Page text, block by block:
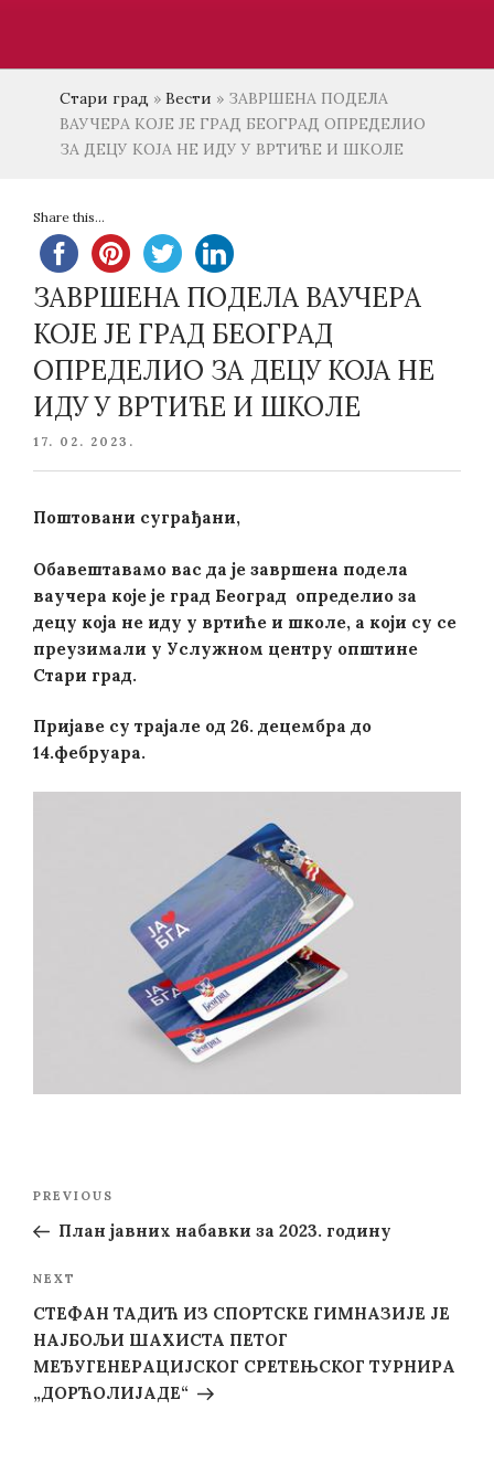
Стари град » Вести » ЗАВРШЕНА ПОДЕЛА
ВАУЧЕРА КОЈЕ ЈЕ ГРАД БЕОГРАД ОПРЕДЕЛИО
ЗА ДЕЦУ КОЈА НЕ ИДУ У ВРТИЋЕ И ШКОЛЕ
Share this...
ЗАВРШЕНА ПОДЕЛА ВАУЧЕРА
КОЈЕ ЈЕ ГРАД БЕОГРАД
ОПРЕДЕЛИО ЗА ДЕЦУ КОЈА НЕ
ИДУ У ВРТИЋЕ И ШКОЛЕ
POSTED
17. 02. 2023.
Поштовани суграђани,
Обавештавамо вас да је завршена подела
ваучера које је град Београд определио за
децу која не иду у вртиће и школе, а који су се
преузимали у Услужном центру општине
Стари град.
Пријаве су трајале од 26. децембра до
14.фебруара.
Previous
Post
PREVIOUS
План јавних набавки за 2023. годину
Next
Post
NEXT
СТЕФАН ТАДИЋ ИЗ СПОРТСКЕ ГИМНАЗИЈЕ ЈЕ
НАЈБОЉИ ШАХИСТА ПЕТОГ
МЕЂУГЕНЕРАЦИЈСКОГ СРЕТЕЊСКОГ ТУРНИРА
„ДОРЋОЛИЈАДЕ“